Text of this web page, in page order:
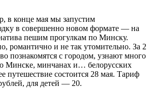
в конце мая мы запустим
в совершенно новом формате — на
пешим прогулкам по Минску.
романтично и не так утомительно. За 2
познакомятся с городом, узнают много
Минске, минчанах и… белорусских
путешествие состоится 28 мая. Тариф
для детей — 20.